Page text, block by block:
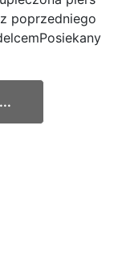
poprzedniego